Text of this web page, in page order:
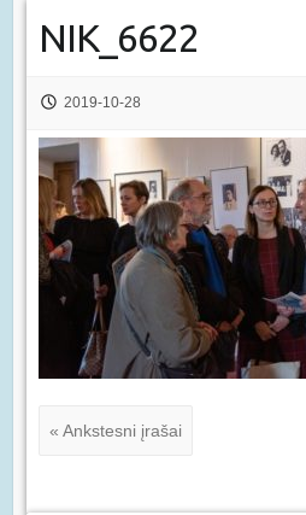
NIK_6622
2019-10-28
« Ankstesni įrašai